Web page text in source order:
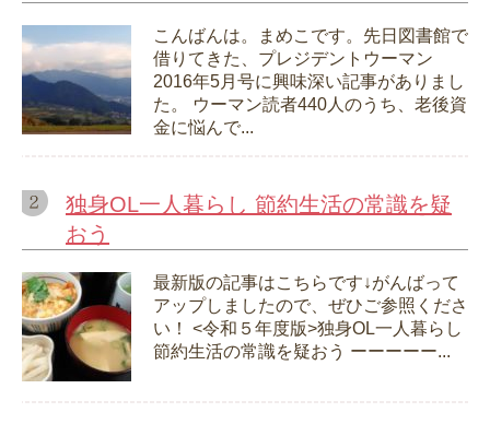
こんばんは。まめこです。先日図書館で
借りてきた、プレジデントウーマン
2016年5月号に興味深い記事がありまし
た。 ウーマン読者440人のうち、老後資
金に悩んで...
独身OL一人暮らし 節約生活の常識を疑
おう
最新版の記事はこちらです↓がんばって
アップしましたので、ぜひご参照くださ
い！ <令和５年度版>独身OL一人暮らし
節約生活の常識を疑おう ーーーーー...